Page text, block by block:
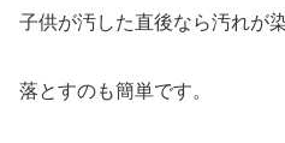
子供が汚した直後なら汚れが
落とすのも簡単です。